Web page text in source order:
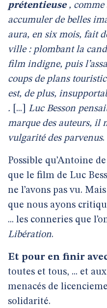
prétentieuse , comme
accumuler de belles
aura, en six mois, fait
ville : plombant la
film indigne, puis
coups de plans
est, de plus,
. [...] Luc Besson
marque des auteurs, il
vulgarité des parvenus.
Possible qu’Antoine
que le film de Luc
ne l’avons pas vu.
que nous ayons
... les conneries que
Libération.
Et pour en finir avec
toutes et tous, ... et
menacés de
solidarité.